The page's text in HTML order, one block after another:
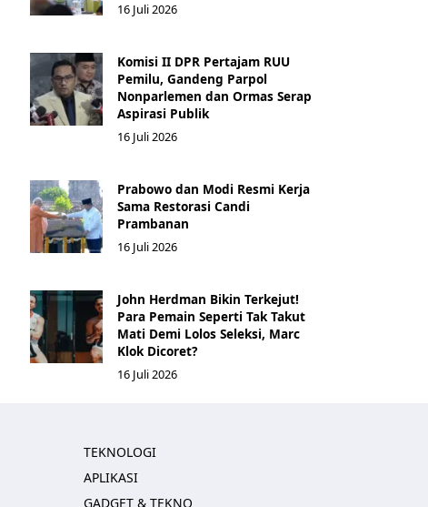
16 Juli 2026
Komisi II DPR Pertajam RUU
Pemilu, Gandeng Parpol
Nonparlemen dan Ormas Serap
Aspirasi Publik
16 Juli 2026
Prabowo dan Modi Resmi Kerja
Sama Restorasi Candi
Prambanan
16 Juli 2026
John Herdman Bikin Terkejut!
Para Pemain Seperti Tak Takut
Mati Demi Lolos Seleksi, Marc
Klok Dicoret?
16 Juli 2026
TEKNOLOGI
APLIKASI
GADGET & TEKNO